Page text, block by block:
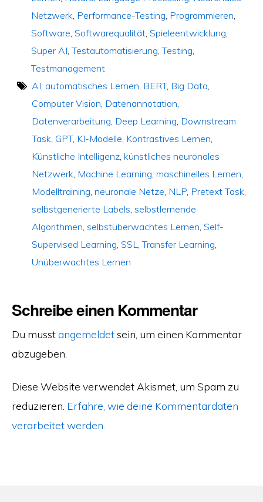
Netzwerk, Performance-Testing, Programmieren,
Software, Softwarequalität, Spieleentwicklung,
Super AI,Testautomatisierung,Testing,
Testmanagement
AI, automatisches Lernen, BERT, Big Data,
Computer Vision, Datenannotation,
Datenverarbeitung, Deep Learning, Downstream
Task, GPT, KI-Modelle, Kontrastives Lernen,
Künstliche Intelligenz, künstliches neuronales
Netzwerk, Machine Learning, maschinelles Lernen,
Modelltraining, neuronale Netze, NLP, Pretext Task,
selbstgenerierte Labels, selbstlernende
Algorithmen, selbstüberwachtes Lernen, Self-
Supervised Learning, SSL,Transfer Learning,
Unüberwachtes Lernen
Schreibe einen Kommentar
Du musstangemeldetsein, um einen Kommentar
abzugeben.
Diese Website verwendet Akismet, um Spam zu
reduzieren. Erfahre, wie deine Kommentardaten
verarbeitet werden.